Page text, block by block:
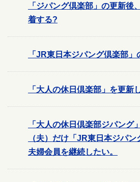
「ジパング倶楽部」の更新後
着する?
「JR東日本ジパング倶楽部
「大人の休日倶楽部」を更新
「大人の休日倶楽部ジパング
（夫）だけ「JR東日本ジパ
夫婦会員を継続したい。